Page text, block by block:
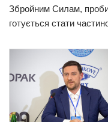
Збройним Силам,
готується стати